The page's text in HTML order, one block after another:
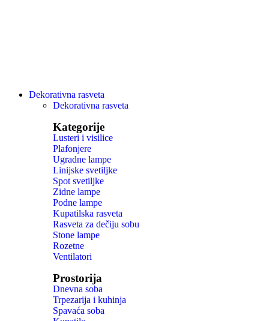
Dekorativna rasveta
Dekorativna rasveta
Kategorije
Lusteri i visilice
Plafonjere
Ugradne lampe
Linijske svetiljke
Spot svetiljke
Zidne lampe
Podne lampe
Kupatilska rasveta
Rasveta za dečiju sobu
Stone lampe
Rozetne
Ventilatori
Prostorija
Dnevna soba
Trpezarija i kuhinja
Spavaća soba